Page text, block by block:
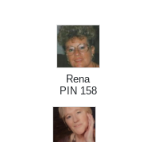
Rena
PIN 158